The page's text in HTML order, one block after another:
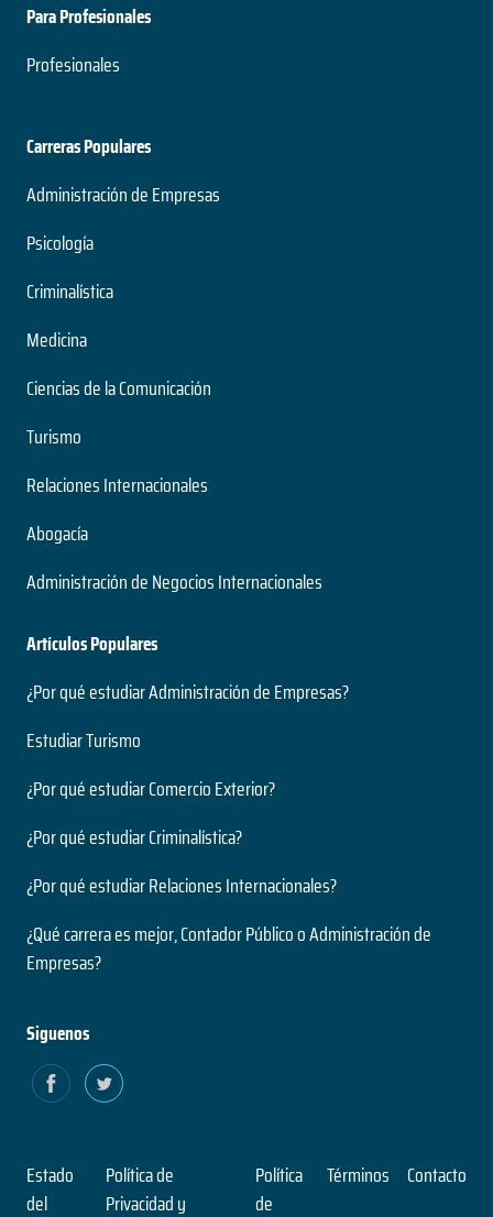
Para Profesionales
Profesionales
Carreras Populares
Administración de Empresas
Psicología
Criminalística
Medicina
Ciencias de la Comunicación
Turismo
Relaciones Internacionales
Abogacía
Administración de Negocios Internacionales
Artículos Populares
¿Por qué estudiar Administración de Empresas?
Estudiar Turismo
¿Por qué estudiar Comercio Exterior?
¿Por qué estudiar Criminalística?
¿Por qué estudiar Relaciones Internacionales?
¿Qué carrera es mejor, Contador Público o Administración de
Empresas?
Siguenos
Estado
del
Política de
Privacidad y
Política
de
Términos Contacto